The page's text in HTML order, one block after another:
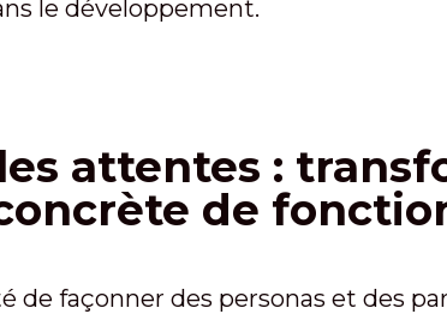
le développement.
attentes :
de
de façonner des personas et des